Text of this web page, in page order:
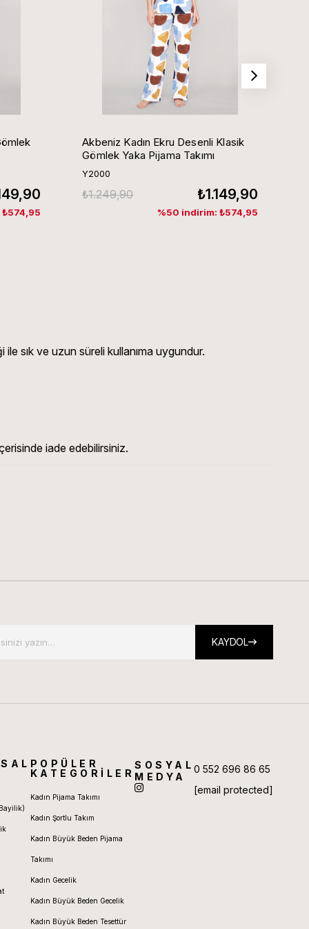
Akbeniz Kadın Ekru Desenli Klasik
Gömlek Yaka Pijama Takımı
Y2000
₺1.149,90
₺1.249,90
%50 indirim: ₺574,95
ile sık ve uzun süreli kullanıma uygundur.
iade edebilirsiniz.
KAYDOL
POPÜLER
KATEGORİLER
Kadın Pijama Takımı
Kadın Şortlu Takım
Kadın Büyük Beden Pijama
Takımı
Kadın Gecelik
Kadın Büyük Beden Gecelik
Kadın Büyük Beden Tesettür
SOSYAL
MEDYA
0 552 696 86 65
[email protected]